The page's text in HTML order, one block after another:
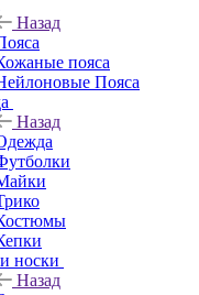
Назад
пояса
Пояса
Назад
носки
Назад